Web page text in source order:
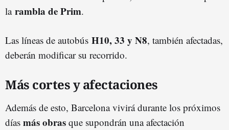
larambla de Prim.
Las líneas de autobús H10, 33 y N8, también afectadas,
deberán modificar su recorrido.
Más cortes y afectaciones
Además de esto, Barcelona vivirá durante los próximos
días más obras que supondrán una afectación